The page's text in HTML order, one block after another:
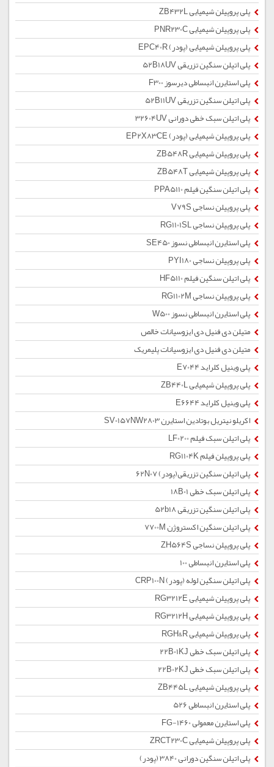
پلی پروپیلن شیمیایی ZB432L
پلی پروپیلن شیمیایی PNR230C
پلی پروپیلن شیمیایی (پودر) EPC40R
پلی اتیلن سنگین تزریقی 52B18UV
پلی استایرن انبساطی دیرسوز F300
پلی اتیلن سنگین تزریقی 52B11UV
پلی اتیلن سبک خطی دورانی 32604UV
پلی پروپیلن شیمیایی (پودر) EP2X83CE
پلی پروپیلن شیمیایی ZB548R
پلی پروپیلن شیمیایی ZB548T
پلی اتیلن سنگین فیلم PPA5110
پلی پروپیلن نساجی V79S
پلی پروپیلن نساجی RG1101SL
پلی استایرن انبساطی نسوز SE450
پلی پروپیلن نساجی PYI180
پلی اتیلن سنگین فیلم HF5110
پلی پروپیلن نساجی RG1102M
پلی استایرن انبساطی نسوز W500
متیلن دی فنیل دی ایزوسیانات خالص
متیلن دی فنیل دی ایزوسیانات پلیمریک
پلی وینیل کلراید E7044
پلی پروپیلن شیمیایی ZB440L
پلی وینیل کلراید E6644
اکریلو نیتریل بوتادین استایرن SV0157NW2803
پلی اتیلن سبک فیلم LF0200
پلی پروپیلن فیلم RG1104K
پلی اتیلن سنگین تزریقی(پودر) 62N07
پلی اتیلن سبک خطی 18B01
پلی اتیلن سنگین تزریقی 52b18
پلی اتیلن سنگین اکستروژن 7700M
پلی پروپیلن نساجی ZH564S
پلی استایرن انبساطی 100
پلی اتیلن سنگین لوله (پودر) CRP100N
پلی پروپیلن شیمیایی RG3212E
پلی پروپیلن شیمیایی RG3212H
پلی پروپیلن شیمیایی RGH&R
پلی اتیلن سبک خطی 22B01KJ
پلی اتیلن سبک خطی 22B02KJ
پلی پروپیلن شیمیایی ZB445L
پلی استایرن انبساطی 526
پلی استایرن معمولی 1460-FG
پلی پروپیلن شیمیایی ZRCT230C
پلی اتیلن سنگین دورانی 3840 (پودر)